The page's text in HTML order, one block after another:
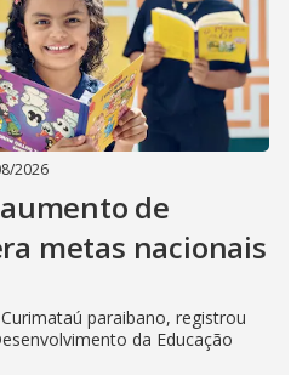
2026
de
metas nacionais
paraibano, registrou
da Educação